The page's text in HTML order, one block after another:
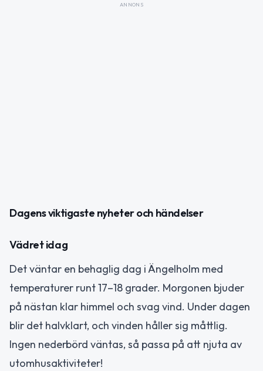
ANNONS
Dagens viktigaste nyheter och händelser
Vädret idag
Det väntar en behaglig dag i Ängelholm med
temperaturer runt 17–18 grader. Morgonen bjuder
på nästan klar himmel och svag vind. Under dagen
blir det halvklart, och vinden håller sig måttlig.
Ingen nederbörd väntas, så passa på att njuta av
utomhusaktiviteter!